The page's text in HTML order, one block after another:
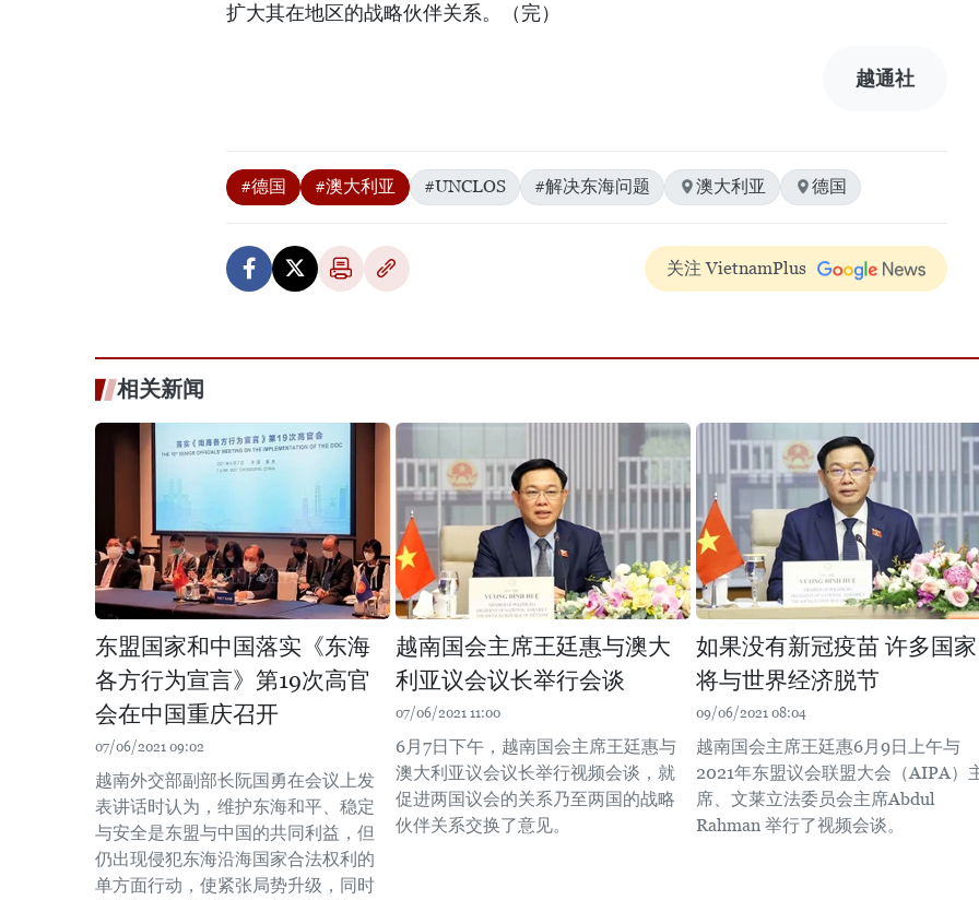
扩大其在地区的战略伙伴关系。（完）
越通社
#德国 #澳大利亚 #UNCLOS #解决东海问题 澳大利亚 德国
关注 VietnamPlus
相关新闻
东盟国家和中国落实《东海
各方行为宣言》第19次高官
会在中国重庆召开
07/06/2021 09:02
越南外交部副部长阮国勇在会议上发
表讲话时认为，维护东海和平、稳定
与安全是东盟与中国的共同利益，但
仍出现侵犯东海沿海国家合法权利的
单方面行动，使紧张局势升级，同时
越南国会主席王廷惠与澳大
利亚议会议长举行会谈
07/06/2021 11:00
6月7日下午，越南国会主席王廷惠与
澳大利亚议会议长举行视频会谈，就
促进两国议会的关系乃至两国的战略
伙伴关系交换了意见。
如果没有新冠疫苗 许多国家
将与世界经济脱节
09/06/2021 08:04
越南国会主席王廷惠6月9日上午与
2021年东盟议会联盟大会（AIPA）
席、文莱立法委员会主席Abdul
Rahman 举行了视频会谈。